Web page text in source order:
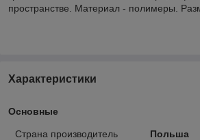
пространстве. Материал - полимеры.
Характеристики
Основные
Страна производитель
Польша